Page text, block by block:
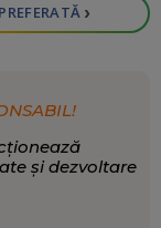
›
și dezvoltare